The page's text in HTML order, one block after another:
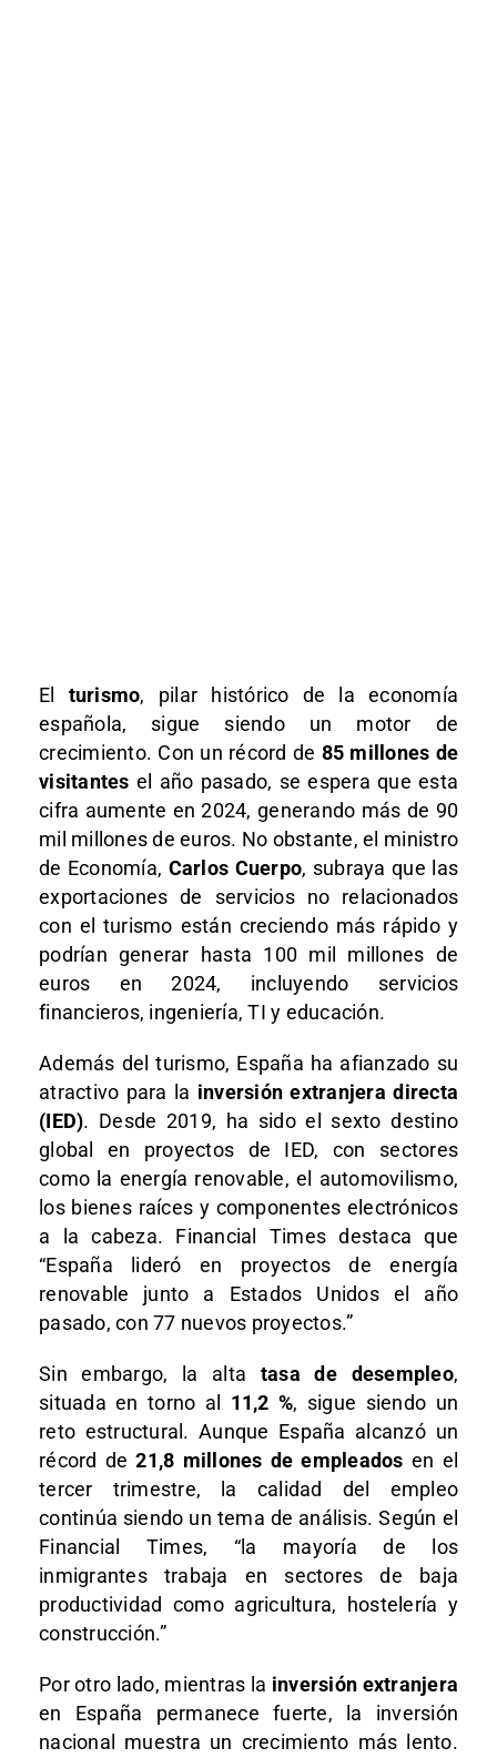
El turismo, pilar histórico de la economía
española, sigue siendo un motor de
crecimiento. Con un récord de 85 millones de
visitantes el año pasado, se espera que esta
cifra aumente en 2024, generando más de 90
mil millones de euros. No obstante, el ministro
de Economía, Carlos Cuerpo, subraya que las
exportaciones de servicios no relacionados
con el turismo están creciendo más rápido y
podrían generar hasta 100 mil millones de
euros en 2024, incluyendo servicios
financieros, ingeniería, TI y educación.
Además del turismo, España ha afianzado su
atractivo para la inversión extranjera directa
(IED). Desde 2019, ha sido el sexto destino
global en proyectos de IED, con sectores
como la energía renovable, el automovilismo,
los bienes raíces y componentes electrónicos
a la cabeza. Financial Times destaca que
“España lideró en proyectos de energía
renovable junto a Estados Unidos el año
pasado, con 77 nuevos proyectos.”
Sin embargo, la alta tasa de desempleo,
situada en torno al 11,2 %, sigue siendo un
reto estructural. Aunque España alcanzó un
récord de21,8 millones de empleados en el
tercer trimestre, la calidad del empleo
continúa siendo un tema de análisis. Según el
Financial Times, “la mayoría de los
inmigrantes trabaja en sectores de baja
productividad como agricultura, hostelería y
construcción.”
Por otro lado, mientras la inversión extranjera
en España permanece fuerte, la inversión
nacional muestra un crecimiento más lento.